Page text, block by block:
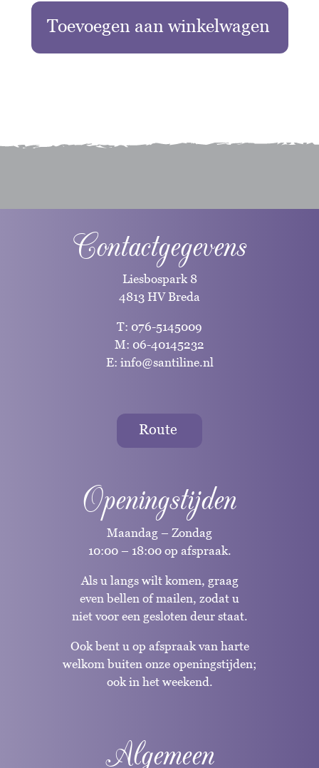
Toevoegen aan winkelwagen
Contactgegevens
Liesbospark 8
4813 HV Breda
T: 076-5145009
M: 06-40145232
E: info@santiline.nl
Route
Openingstijden
Maandag – Zondag
10:00 – 18:00 op afspraak.
Als u langs wilt komen, graag
even bellen of mailen, zodat u
niet voor een gesloten deur staat.
Ook bent u op afspraak van harte
welkom buiten onze openingstijden;
ook in het weekend.
Algemeen